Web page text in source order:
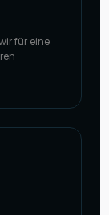
für eine